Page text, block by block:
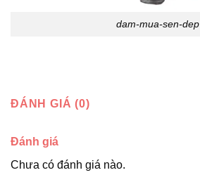
dam-mua-sen-dep
ĐÁNH GIÁ (0)
Đánh giá
Chưa có đánh giá nào.